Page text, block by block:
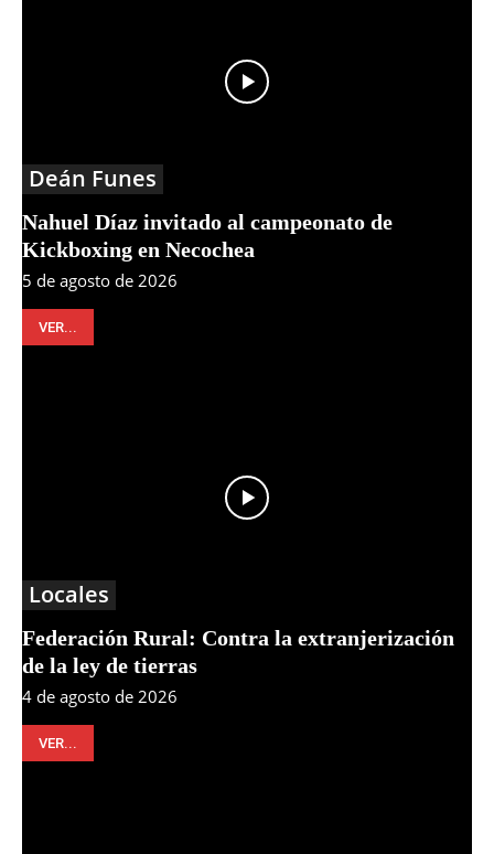
Deán Funes
Nahuel Díaz invitado al campeonato de
Kickboxing en Necochea
5 de agosto de 2026
VER...
Locales
Federación Rural: Contra la extranjerización
de la ley de tierras
4 de agosto de 2026
VER...